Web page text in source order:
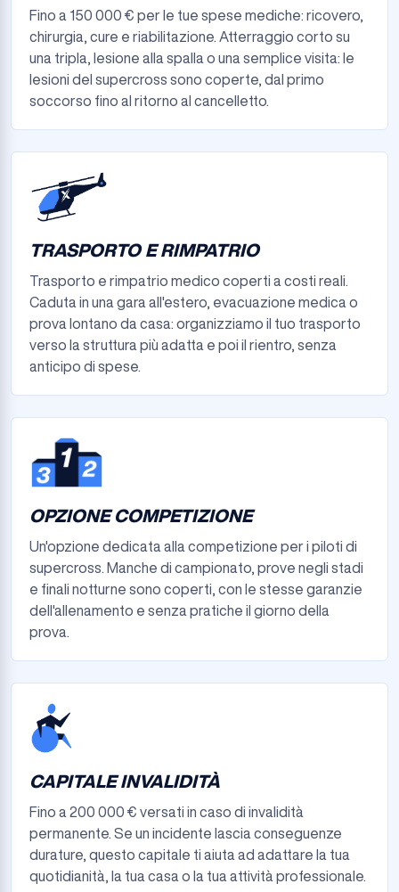
Fino a 150 000 € per le tue spese mediche: ricovero,
chirurgia, cure e riabilitazione. Atterraggio corto su
una tripla, lesione alla spalla o una semplice visita: le
lesioni del supercross sono coperte, dal primo
soccorso fino al ritorno al cancelletto.
TRASPORTO E RIMPATRIO
Trasporto e rimpatrio medico coperti a costi reali.
Caduta in una gara all'estero, evacuazione medica o
prova lontano da casa: organizziamo il tuo trasporto
verso la struttura più adatta e poi il rientro, senza
anticipo di spese.
OPZIONE COMPETIZIONE
Un'opzione dedicata alla competizione per i piloti di
supercross. Manche di campionato, prove negli stadi
e finali notturne sono coperti, con le stesse garanzie
dell'allenamento e senza pratiche il giorno della
prova.
CAPITALE INVALIDITÀ
Fino a 200 000 € versati in caso di invalidità
permanente. Se un incidente lascia conseguenze
durature, questo capitale ti aiuta ad adattare la tua
quotidianità, la tua casa o la tua attività professionale.